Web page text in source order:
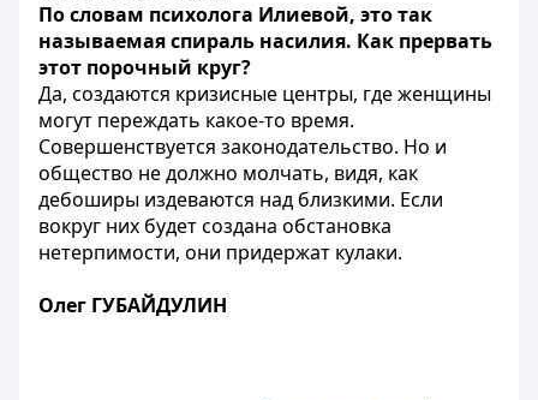
По словам психолога Илиевой, это так
называемая спираль насилия. Как прервать
этот порочный круг?
Да, создаются кризисные центры, где женщины
могут переждать какое-то время.
Совершенствуется законодательство. Но и
общество не должно молчать, видя, как
дебоширы издеваются над близкими. Если
вокруг них будет создана обстановка
нетерпимости, они придержат кулаки.
Олег ГУБАЙДУЛИН